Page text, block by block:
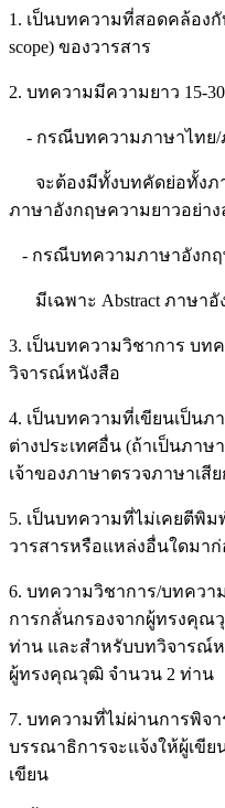
1. เป็นบทความที่สอดคล้องกั
scope) ของวารสาร
2. บทความมีความยาว 15-
- กรณีบทความภาษาไทย/
จะต้องมีทั้งบทคัดย่อทั้งภา
ภาษาอังกฤษความยาวอย่าง
- กรณีบทความภาษาอังก
มีเฉพาะ Abstract ภาษาอั
3. เป็นบทความวิชาการ บ
วิจารณ์หนังสือ
4. เป็นบทความที่เขียนเป็น
ต่างประเทศอื่น (ถ้าเป็นภาษ
เจ้าของภาษาตรวจภาษาเสี
5. เป็นบทความที่ไม่เคยตีพิ
วารสารหรือแหล่งอื่นใดมา
6. บทความวิชาการ/บทควา
การกลั่นกรองจากผู้ทรงคุณ
ท่าน และสำหรับบทวิจารณ์
ผู้ทรงคุณวุฒิ จำนวน 2 ท่าน
7. บทความที่ไม่ผ่านการพิจ
บรรณาธิการจะแจ้งให้ผู้เขี
เขียน